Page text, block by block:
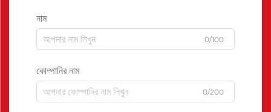
নাম
0/100
কোম্পানির নাম
0/200